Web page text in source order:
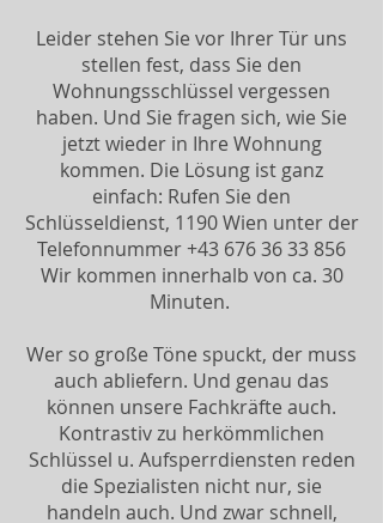
Leider stehen Sie vor Ihrer Tür uns
stellen fest, dass Sie den
Wohnungsschlüssel vergessen
haben. Und Sie fragen sich, wie Sie
jetzt wieder in Ihre Wohnung
kommen. Die Lösung ist ganz
einfach: Rufen Sie den
Schlüsseldienst, 1190 Wien unter der
Telefonnummer +43 676 36 33 856
Wir kommen innerhalb von ca. 30
Minuten.
Wer so große Töne spuckt, der muss
auch abliefern. Und genau das
können unsere Fachkräfte auch.
Kontrastiv zu herkömmlichen
Schlüssel u. Aufsperrdiensten reden
die Spezialisten nicht nur, sie
handeln auch. Und zwar schnell,